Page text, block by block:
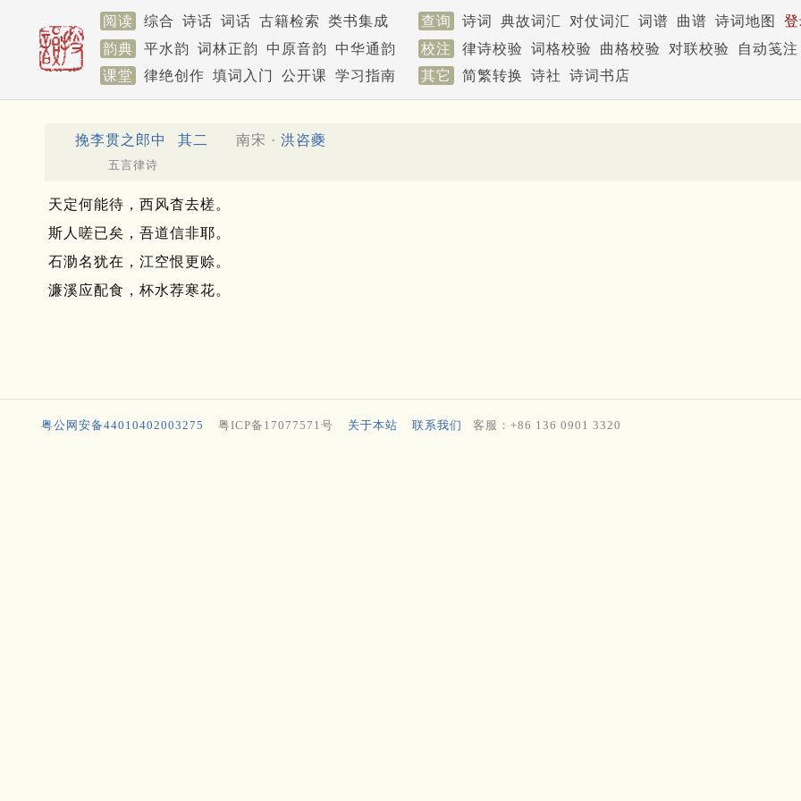
阅读 综合 诗话 词话 古籍检索 类书集成 查询 诗词 典故词汇 对仗词汇 词谱 曲谱 诗词地图
韵典
平水韵 词林正韵 中原音韵 中华通韵 校注 律诗校验 词格校验 曲格校验 对联校验
自动笺注
课堂
律绝创作 填词入门 公开课 学习指南 其它 简繁转换 诗社 诗词书店
挽李贯之郎中 其二 南宋 · 洪咨夔
五言律诗
天定何能待，西风杳去槎。
斯人嗟已矣，吾道信非耶。
石泐名犹在，江空恨更赊。
濂溪应配食，杯水荐寒花。
粤公网安备44010402003275 粤ICP备17077571号 关于本站 联系我们 客服：+86 136 0901 3320